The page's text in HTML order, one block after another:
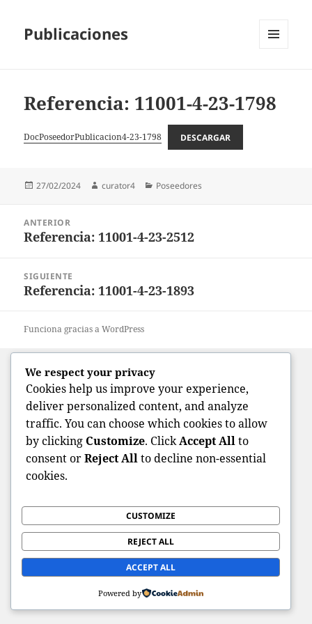
Publicaciones
Referencia: 11001-4-23-1798
DocPoseedorPublicacion4-23-1798 DESCARGAR
Publicado
27/02/2024 Autor
curator4 Categorías
Poseedores
entradas
ANTERIOR
Entrada
Referencia: 11001-4-23-2512
SIGUIENTE
Entrada
Referencia: 11001-4-23-1893
Funciona gracias a WordPress
We respect your privacy
Cookies help us improve your experience,
deliver personalized content, and analyze
traffic. You can choose which cookies to allow
by clicking Customize. ClickAccept Allto
consent orReject Allto decline non-essential
cookies.
CUSTOMIZE
REJECT ALL
ACCEPT ALL
Powered by